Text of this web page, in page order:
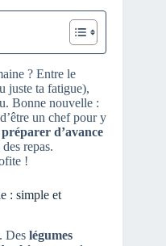
? Entre le
juste ta fatigue),
Bonne nouvelle :
un chef pour y
d’avance
repas.
!
: simple et
Des légumes